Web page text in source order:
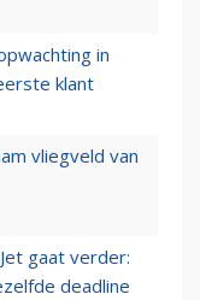
in
klant
vliegveld van
gaat verder:
deadline